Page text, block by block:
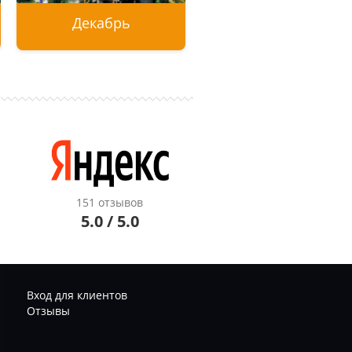
Декабрь
151 отзывов
5.0 / 5.0
Вход для клиентов
Отзывы